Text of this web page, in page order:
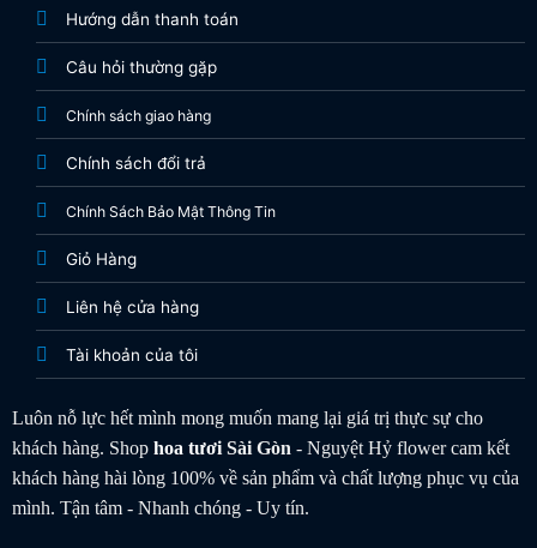
Hướng dẫn thanh toán
Câu hỏi thường gặp
Chính sách giao hàng
Chính sách đổi trả
Chính Sách Bảo Mật Thông Tin
Giỏ Hàng
Liên hệ cửa hàng
Tài khoản của tôi
Luôn nỗ lực hết mình mong muốn mang lại giá trị thực sự cho
khách hàng. Shop hoa tươiSài Gòn- Nguyệt Hỷ flower cam kết
khách hàng hài lòng 100% về sản phẩm và chất lượng phục vụ của
mình. Tận tâm - Nhanh chóng - Uy tín.